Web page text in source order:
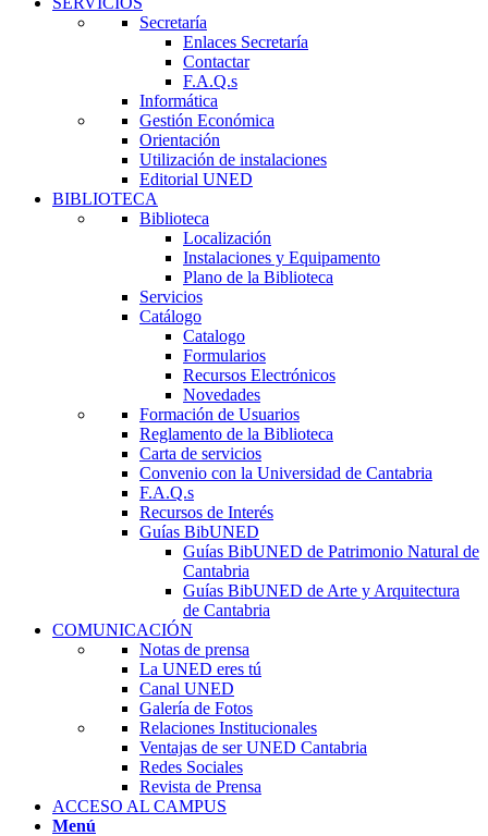
Secretaría
Enlaces Secretaría
Contactar
F.A.Q.s
Informática
Gestión Económica
Orientación
Utilización de instalaciones
Editorial UNED
BIBLIOTECA
Biblioteca
Localización
Instalaciones y Equipamento
Plano de la Biblioteca
Servicios
Catálogo
Catalogo
Formularios
Recursos Electrónicos
Novedades
Formación de Usuarios
Reglamento de la Biblioteca
Carta de servicios
Convenio con la Universidad de Cantabria
F.A.Q.s
Recursos de Interés
Guías BibUNED
Guías BibUNED de Patrimonio Natural de
Cantabria
Guías BibUNED de Arte y Arquitectura
de Cantabria
COMUNICACIÓN
Notas de prensa
La UNED eres tú
Canal UNED
Galería de Fotos
Relaciones Institucionales
Ventajas de ser UNED Cantabria
Redes Sociales
Revista de Prensa
ACCESO AL CAMPUS
Menú